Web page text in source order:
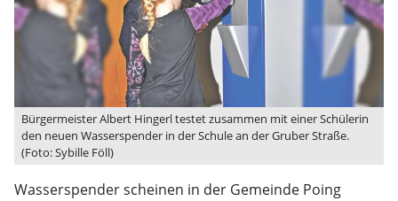
Bürgermeister Albert Hingerl testet zusammen mit einer Schülerin
den neuen Wasserspender in der Schule an der Gruber Straße.
(Foto: Sybille Föll)
Wasserspender scheinen in der Gemeinde Poing